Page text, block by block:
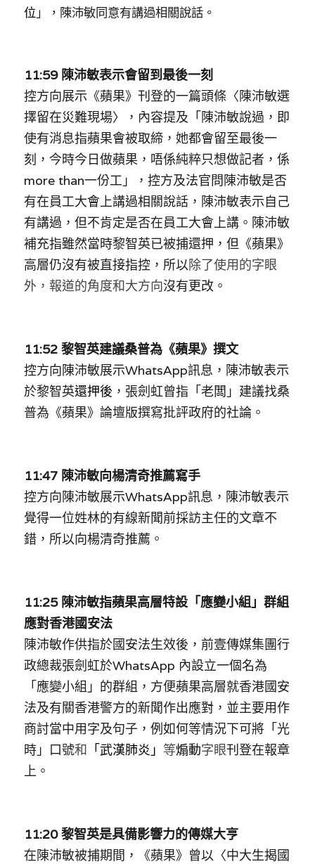
位」，陳沛敏同意有講過相關說話。
11:59 陳沛敏表示會留到最後一刻
控方向展示 《蘋果》刊登的一篇頭條〈陳沛敏選
擇留在災難現場〉，內容提及「陳沛敏說過，即
使有消息指蘋果會被取締，她都會留至最後一
刻，今時今日做蘋果，唔係純粹只想做記者，係
more than一份工 」，控方及法官問陳沛敏是否
有在員工大會上講過相關說話，陳沛敏表示自己
有講過，但不肯定是否在員工大會上講 。陳沛敏
補充指雖然當時黎智英已被捕還押，但《蘋果》
高層仍沒有被直接指控，所以除了使用的字眼
外，報道的角度和大方向沒有更改。
11:52 黎智英建議桑普為《蘋果》撰文
控方向陳沛敏展示WhatsApp訊息，陳沛敏表示
於黎智英還押後 ，張劍虹曾指「老闆」建議找桑
普為《蘋果》論壇版撰寫批評政府的社論。
11:47 陳沛敏向楊清奇推薦寫手
控方向陳沛敏展示WhatsApp訊息，陳沛敏表示
覺得一位姓林的有線新聞前採訪主任的文章不
錯，所以向楊清奇推薦 。
11:25 陳沛敏指蘋果高層特設「應變小組」群組
應對香港國安法
陳沛敏作供指於國安法生效後，前壹傳媒集團行
政總裁張劍虹於WhatsApp 內設立一個名為
「應變小組」的群組，方便蘋果高層就香港國安
法及有關香港警方的新聞作出應對，並主要用作
商討當中用字及句子，例如何等情況下可將「光
時」口號和 「武漢肺炎」 等煽動字眼刊登在報章
上。
11:20 黎智英是具備影響力的傳媒大亨
在陳沛敏被捕期間，《蘋果》曾以〈中大生揭國